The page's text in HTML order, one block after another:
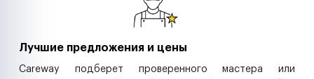
Лучшие предложения и цены
Careway подберет проверенного мастера или